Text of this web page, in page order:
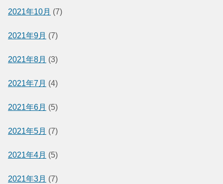
2021年10月 (7)
2021年9月 (7)
2021年8月 (3)
2021年7月 (4)
2021年6月 (5)
2021年5月 (7)
2021年4月 (5)
2021年3月 (7)